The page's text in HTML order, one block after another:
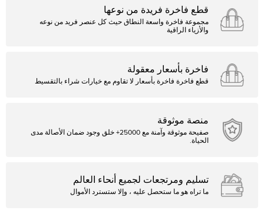
قطع فاخرة فريدة من نوعها
مجموعة فاخرة واسعة النطاق حيث كل عنصر فريد من نوعه
والأزياء الراقية
فاخرة بأسعار معقولة
قطع فاخرة فاخرة بأسعار لا تقاوم مع خيارات شراء بالتقسيط
منصة موثوقة
صفيحة موثوقة وآمنة مع 25000+ خلق وجود ضمان الأصالة مدى
الحياة.
تسليم ومرتجعات لجميع أنحاء العالم
ما تراه هو ما ستحصل عليه ، وإلا ستسترد الأموال